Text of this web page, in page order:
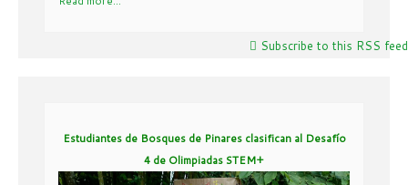
Subscribe to this RSS feed
Estudiantes de Bosques de Pinares clasifican al Desafío
4 de Olimpiadas STEM+